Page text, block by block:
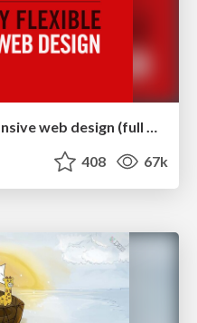
Fashionably flexible responsive web design (full day workshop)
408 67k